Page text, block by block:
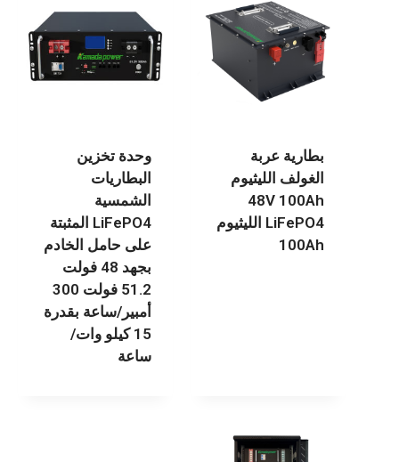
بطارية عربة
الغولف الليثيوم
48V 100Ah
LiFePO4 الليثيوم
100Ah
وحدة تخزين
البطاريات
الشمسية
LiFePO4 المثبتة
على حامل الخادم
بجهد 48 فولت
51.2 فولت 300
أمبير/ساعة بقدرة
15 كيلو وات/
ساعة